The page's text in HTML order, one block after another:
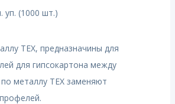
уп. (1000 шт.)
TEX, предназначины для
для гипсокартона между
металлу TEX заменяют